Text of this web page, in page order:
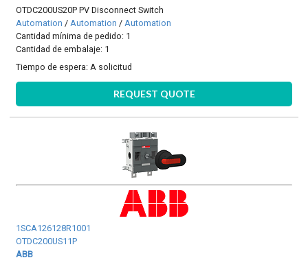
OTDC200US20P PV Disconnect Switch
Automation /Automation /Automation
Cantidad mínima de pedido: 1
Cantidad de embalaje: 1
Tiempo de espera: A solicitud
REQUEST QUOTE
1SCA126128R1001
OTDC200US11P
ABB